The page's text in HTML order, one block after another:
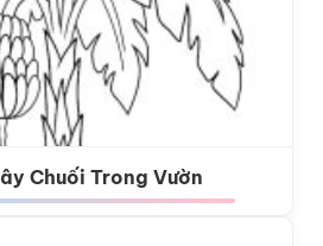
Chuối Trong Vườn